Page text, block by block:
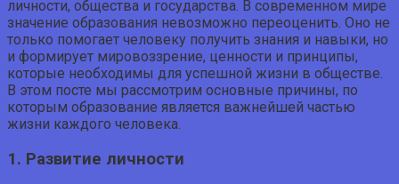
личности, общества и государства. В современном мире
значение образования невозможно переоценить. Оно не
только помогает человеку получить знания и навыки, но
и формирует мировоззрение, ценности и принципы,
которые необходимы для успешной жизни в обществе.
В этом посте мы рассмотрим основные причины, по
которым образование является важнейшей частью
жизни каждого человека.
1. Развитие личности